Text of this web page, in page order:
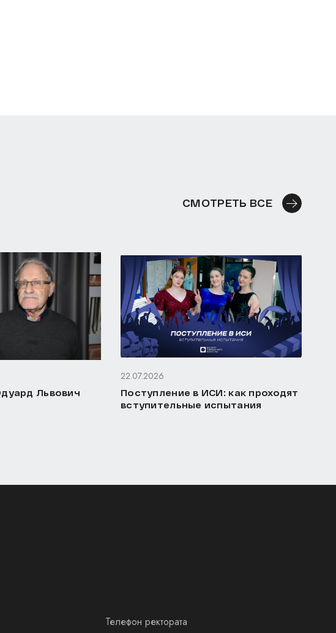
СМОТРЕТЬ ВСЕ
Львович
22.07.2026
Поступление в ИСИ: как проходят
вступительные испытания
Телефон ректората